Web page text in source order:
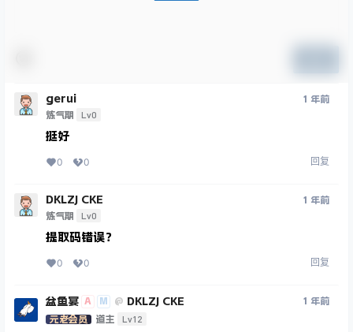
gerui
炼气期 Lv0
1 年前
挺好
0 0 回复
DKLZJ CKE
炼气期 Lv0
1 年前
提取码错误？
0 0 回复
盆鱼宴 A M @ DKLZJ CKE
元老会员 道主 Lv12
1 年前